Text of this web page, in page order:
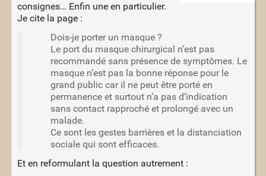
consignes… Enfin une en particulier.
Je cite la page :
Dois-je porter un masque ?
Le port du masque chirurgical n’est pas
recommandé sans présence de symptômes. Le
masque n’est pas la bonne réponse pour le
grand public car il ne peut être porté en
permanence et surtout n’a pas d’indication
sans contact rapproché et prolongé avec un
malade.
Ce sont les gestes barrières et la distanciation
sociale qui sont efficaces.
Et en reformulant la question autrement :